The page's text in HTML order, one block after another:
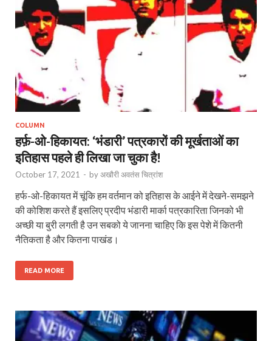
COLUMN
हर्फ़-ओ-हिकायत: ‘भंडारी’ पत्रकारों की मूर्खताओं का
इतिहास पहले ही लिखा जा चुका है!
October 17, 2021 - byअखौरी अवतंस चित्रांश
हर्फ-ओ-हिकायत में चूंकि हम वर्तमान को इतिहास के आईने में देखने-समझने
की कोशिश करते हैं इसलिए प्रदीप भंडारी मार्का पत्रकारिता जिनको भी
अच्छी या बुरी लगती है उन सबको ये जानना चाहिए कि इस पेशे में कितनी
नैतिकता है और कितना पाखंड।
READ MORE